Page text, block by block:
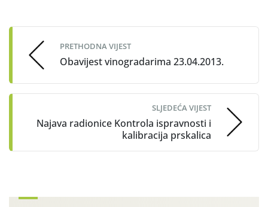
navigation
PRETHODNA VIJEST
Obavijest vinogradarima 23.04.2013.
SLJEDEĆA VIJEST
Najava radionice Kontrola ispravnosti i
kalibracija prskalica